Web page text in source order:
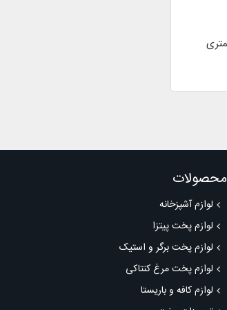
محصولات
لوازم آشپزخانه
لوازم پخت پیتزا
لوازم پخت برگر و استیک
لوازم پخت مرغ کنتاکی
لوازم کافه و باریستا